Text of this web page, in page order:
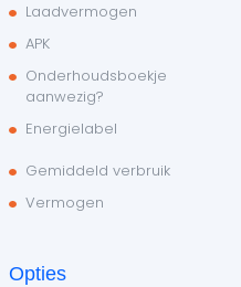
Laadvermogen
APK
Onderhoudsboekje
aanwezig?
Energielabel
Gemiddeld verbruik
Vermogen
Opties